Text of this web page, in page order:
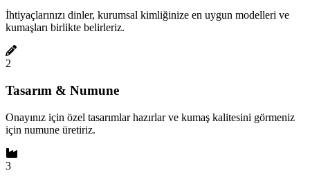
İhtiyaçlarınızı dinler, kurumsal kimliğinize en uygun modelleri ve
kumaşları birlikte belirleriz.
2
Tasarım & Numune
Onayınız için özel tasarımlar hazırlar ve kumaş kalitesini görmeniz
için numune üretiriz.
3